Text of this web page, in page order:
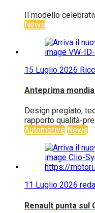
Il modello
News
15 Luglio 2026
Anteprima
Design pregiato,
rapporto qualità-
Automotive News
11 Luglio 2026
Renault punta sul